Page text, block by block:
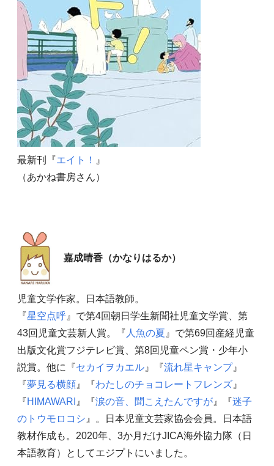
最新刊『エイト！
』
（あかね書房さん）
嘉成晴香（かなりはるか）
児童文学作家。日本語教師。
『星空点呼』で第4回朝日学生新聞社児童文学賞、第
43回児童文芸新人賞。『 人魚の夏 』で第69回産経児童
出版文化賞フジテレビ賞、第8回児童ペン賞・少年小
説賞。他に『セカイヲカエル』『流れ星キャンプ』
『夢見る横顔』『わたしのチョコレートフレンズ』
『HIMAWARI 』『涙の音、聞こえたんですが』『迷子
のトウモロコシ 』。日本児童文芸家協会会員。日本語
教材作成も。2020年、3か月だけJICA海外協力隊（日
本語教育）としてエジプトにいました。